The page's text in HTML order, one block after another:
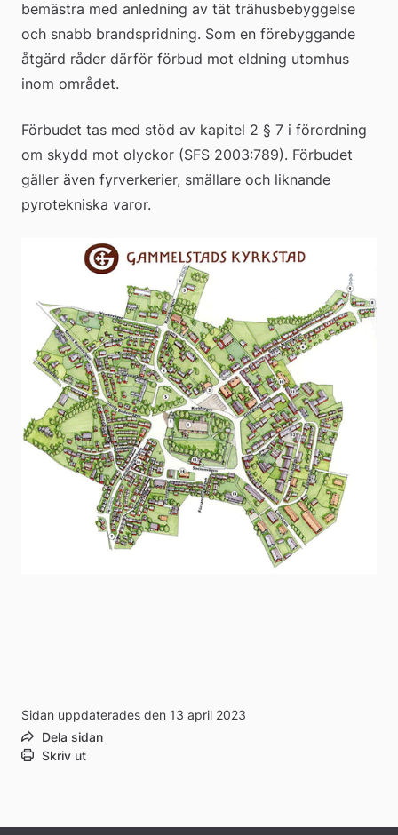
bemästra med anledning av tät trähusbebyggelse
och snabb brandspridning. Som en förebyggande
åtgärd råder därför förbud mot eldning utomhus
inom området.
Förbudet tas med stöd av kapitel 2 § 7 i förordning
om skydd mot olyckor (SFS 2003:789). Förbudet
gäller även fyrverkerier, smällare och liknande
pyrotekniska varor.
Sidan uppdaterades den 13 april 2023
Dela sidan
Skriv ut